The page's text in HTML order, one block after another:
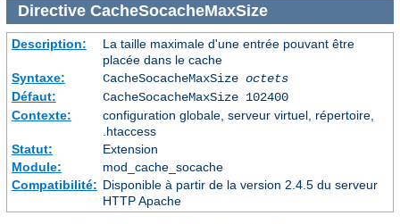
Directive CacheSocacheMaxSize
Description:
La taille maximale d'une entrée pouvant être
placée dans le cache
Syntaxe:
CacheSocacheMaxSize octets
Défaut:
CacheSocacheMaxSize 102400
Contexte:
configuration globale, serveur virtuel, répertoire,
.htaccess
Statut:
Extension
Module:
mod_cache_socache
Compatibilité: Disponible à partir de la version 2.4.5 du serveur
HTTP Apache